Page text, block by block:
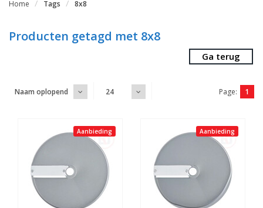
Home Tags 8x8
Producten getagd met 8x8
Ga terug
Naam oplopend 24 Page: 1
Aanbieding Aanbieding